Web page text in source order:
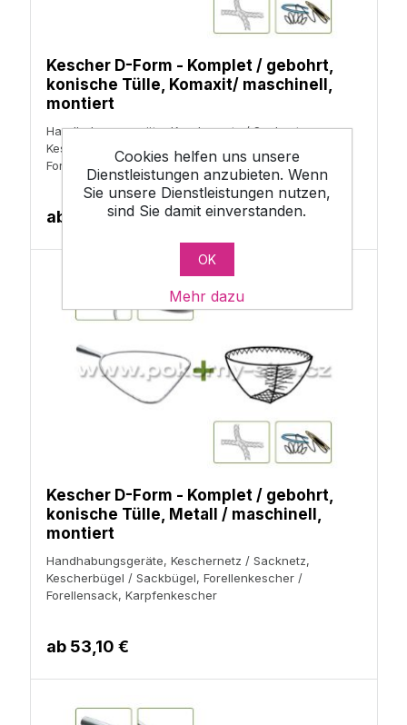
Cookies helfen uns unsere
Dienstleistungen anzubieten. Wenn
Sie unsere Dienstleistungen nutzen,
sind Sie damit einverstanden.
OK
Mehr dazu
Kescher D-Form - Komplet / gebohrt,
konische Tülle, Komaxit/ maschinell,
montiert
Handhabungsgeräte, Keschernetz / Sacknetz,
Kescherbügel / Sackbügel, Forellenkescher /
Forellensack, Karpfenkescher
ab 50,10 €
Kescher D-Form - Komplet / gebohrt,
konische Tülle, Metall / maschinell,
montiert
Handhabungsgeräte, Keschernetz / Sacknetz,
Kescherbügel / Sackbügel, Forellenkescher /
Forellensack, Karpfenkescher
ab 53,10 €